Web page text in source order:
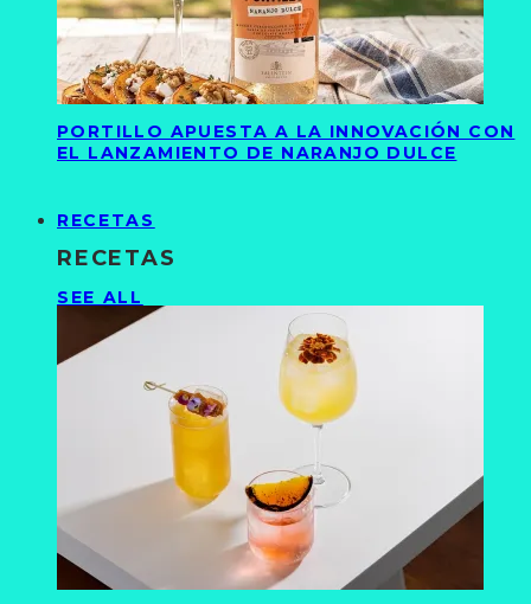
PORTILLO APUESTA A LA INNOVACIÓN CON
EL LANZAMIENTO DE NARANJO DULCE
RECETAS
RECETAS
SEE ALL